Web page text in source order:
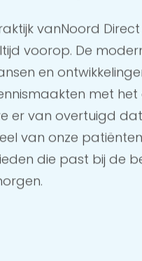
vanNoord
voorop. De
en
met
er van overtuigd
van onze
die past bij de